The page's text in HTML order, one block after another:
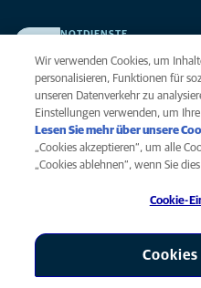
NOTDIENSTE
beste Versorgung verdient.
Datenschutz
Legal
Hinweis zu Cookies
AniCura ist eine
Wir verwenden Cookies, um
personalisieren, Funktionen für
unseren Datenverkehr zu
Einstellungen verwenden, um
Lesen Sie mehr über unsere
„Cookies akzeptieren“, um alle
„Cookies ablehnen“, wenn Sie
Cookie-